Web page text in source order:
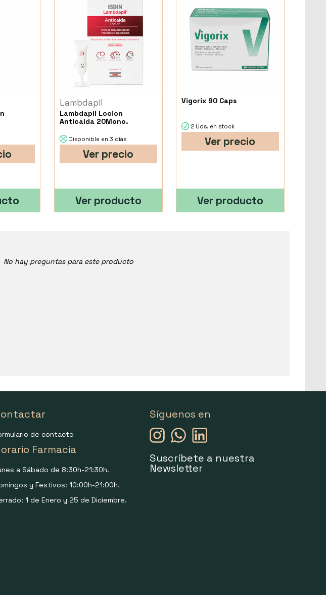
Lambdapil
Lambdapil Locion
Anticaida 20Mono.
Disponible en 3 días
Ver precio
Ver producto
Vigorix 90 Caps
2 Uds. en stock
Ver precio
Ver producto
No hay preguntas para este producto
de contacto
Farmacia
a Sábado de 8:30h-21:30h.
y Festivos: 10:00h-21:00h.
1 de Enero y 25 de Diciembre.
Síguenos en
Suscríbete a nuestra
Newsletter